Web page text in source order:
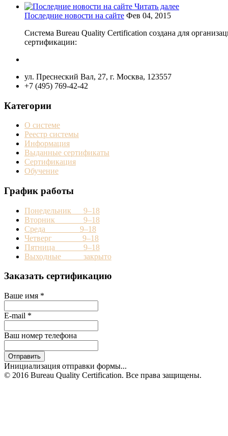
Читать далее
Последние новости на сайте Фев 04, 2015
Система Bureau Quality Certification создана для
сертификации:
ул. Преснеский Вал, 27, г. Москва, 123557
+7 (495) 769-42-42
Категории
О системе
Реестр системы
Информация
Выданные сертификаты
Сертификация
Обучение
График работы
Понедельник 9–18
Вторник 9–18
Среда 9–18
Четверг 9–18
Пятница 9–18
Выходные закрыто
Заказать сертификацию
Ваше имя *
E-mail *
Ваш номер телефона
Отправить
Инициализация отправки формы...
© 2016 Bureau Quality Certification. Все права защищены.